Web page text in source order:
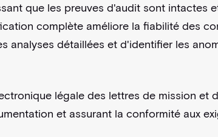
que les preuves d'audit sont intactes
complète améliore la fiabilité des
analyses détaillées et d'identifier les
légale des lettres de mission et
et assurant la conformité aux